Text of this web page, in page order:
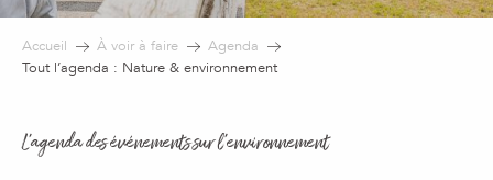
Accueil À voir à faire
Agenda
Tout l’agenda : Nature & environnement
L'agenda des événements sur l’environnement